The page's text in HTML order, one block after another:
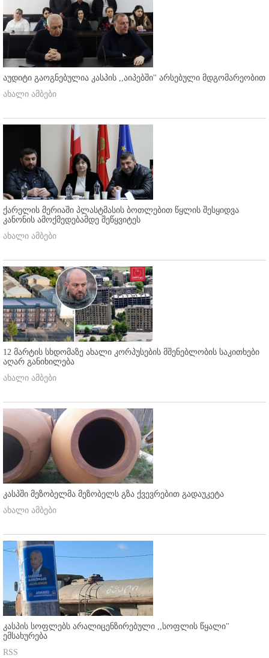
აუდიტი გაოგნებულია კასპის ,,აიპებში'' არსებული მდგომარეობით
ახალი ამბები
ქარელის მერიაში პლასტმასის ბოთლებით წყლის შესყიდვა
კანონის ამოქმედებამდე შეწყვიტეს
ახალი ამბები
12 მარტის სხდომაზე ახალი კორპუსების მშენებლობის საკითხები
აღარ განიხილება
ახალი ამბები
კასპში მეზობელმა მეზობელს გზა ქვევრებით გადაუკეტა
ახალი ამბები
კასპის სოფლებს არალიცენზირებული ,,სოფლის წყალი"
ემსახურება
RSS